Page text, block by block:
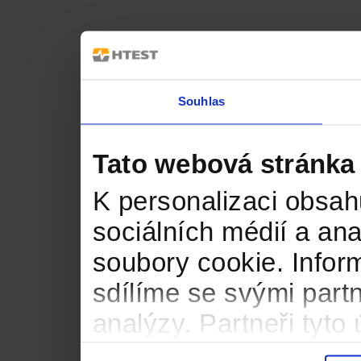
Souhlas
Tato webová
K personalizaci
sociálních médií a
soubory cookie.
sdílíme se svými
analýzy. Partneři tyto
informacemi, které